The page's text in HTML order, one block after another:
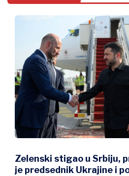
u Srbiju, prvi put otkako
i početka ruske